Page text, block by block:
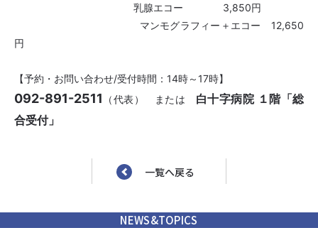
福岡県福岡市西区石丸3-3-9
092-891-2611
乳腺エコー 3,850円
マンモグラフィー＋エコー 12,650
円
【予約・お問い合わせ/受付時間：14時～17時】
092-891-2511 （代表） または 白十字病院 １階「総
合受付」
一覧へ戻る
NEWS&TOPICS